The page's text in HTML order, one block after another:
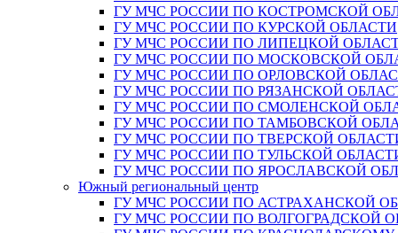
ГУ МЧС РОССИИ ПО КОСТРОМСКОЙ
ГУ МЧС РОССИИ ПО КУРСКОЙ ОБЛАСТИ
ГУ МЧС РОССИИ ПО ЛИПЕЦКОЙ
ГУ МЧС РОССИИ ПО МОСКОВСКОЙ
ГУ МЧС РОССИИ ПО ОРЛОВСКОЙ
ГУ МЧС РОССИИ ПО РЯЗАНСКОЙ
ГУ МЧС РОССИИ ПО СМОЛЕНСКОЙ
ГУ МЧС РОССИИ ПО ТАМБОВСКОЙ
ГУ МЧС РОССИИ ПО ТВЕРСКОЙ
ГУ МЧС РОССИИ ПО ТУЛЬСКОЙ
ГУ МЧС РОССИИ ПО ЯРОСЛАВСКОЙ
Южный региональный центр
ГУ МЧС РОССИИ ПО АСТРАХАНСКОЙ
ГУ МЧС РОССИИ ПО ВОЛГОГРАДСКОЙ